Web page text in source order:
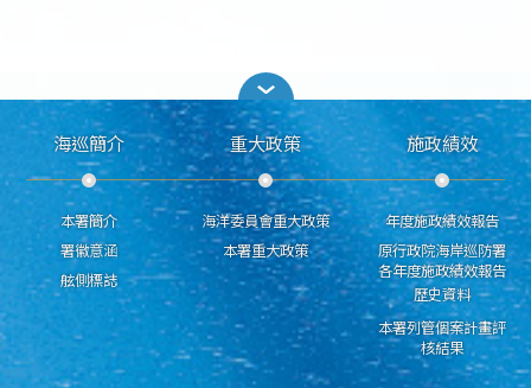
海巡簡介
本署簡介
署徽意涵
舷側標誌
重大政策
海洋委員會重大政策
本署重大政策
施政績效
年度施政績效報告
原行政院海岸巡防署
各年度施政績效報告
歷史資料
本署列管個案計畫評
核結果